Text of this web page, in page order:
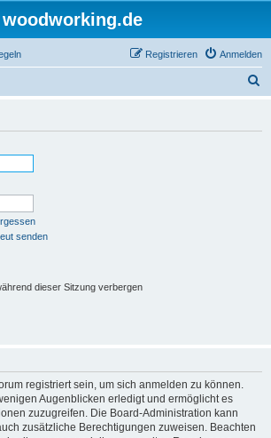
woodworking.de
Anmelden
Registrieren
senden
dieser Sitzung verbergen
registriert sein, um sich anmelden zu können.
Augenblicken erledigt und ermöglicht es
zuzugreifen. Die Board-Administration kann
zusätzliche Berechtigungen zuweisen. Beachten